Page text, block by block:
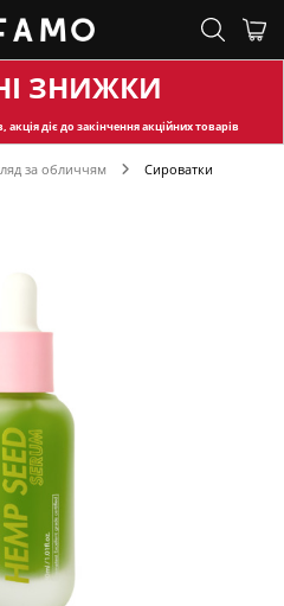
ЗНИЖКИ
акція діє до закінчення акційних товарів
за обличчям Сироватки